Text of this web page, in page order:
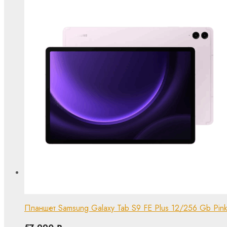
Планшет Samsung Galaxy Tab S9 FE Plus 12/256 Gb